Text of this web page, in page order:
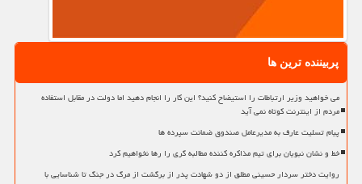
پربیننده ترین ها
می خواهید وزیر ارتباطات را استیضاح کنید؟ این کار را انجام دهید اما دولت در مقابل استفاده
مردم از اینترنت کوتاه نمی آید
پیام تسلیت عارف به مدیرعامل صندوق ضمانت سپرده ها
خط و نشان نبویان برای تیم مذاکره کننده مطالبه گری را رها نخواهیم کرد
روایت دختر سردار حسینی مطلق از دو شهادت پدر از برگشت از مرگ در جنگ تا شناسایی با